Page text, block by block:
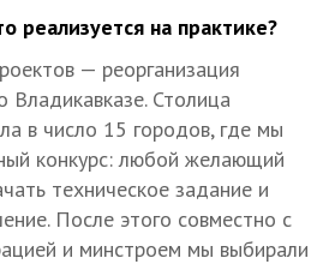
реализуется на практике?
— реорганизация
Владикавказе. Столица
в число 15 городов, где мы
конкурс: любой желающий
техническое задание и
После этого совместно с
и минстроем мы выбирали